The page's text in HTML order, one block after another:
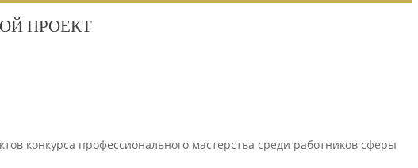
ПРОЕКТ
конкурса профессионального мастерства среди работников сферы